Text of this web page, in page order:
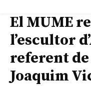
El MUME
l’escultor
referent de
Joaquim